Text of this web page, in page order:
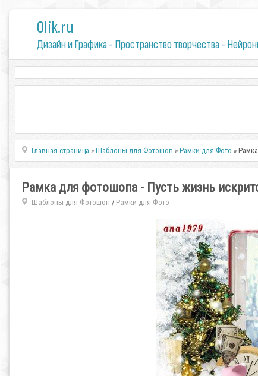
0lik.ru
Дизайн и Графика - Пространство творчества -
Главная страница »Шаблоны для Фотошоп »Рамки для Фото »
Рамка для фотошопа - Пусть жизнь
Шаблоны для Фотошоп / Рамки для Фото